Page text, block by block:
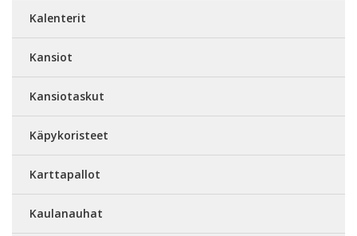
Kalenterit
Kansiot
Kansiotaskut
Käpykoristeet
Karttapallot
Kaulanauhat